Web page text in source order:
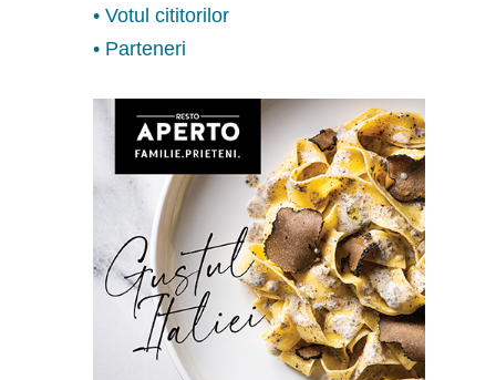
• Votul cititorilor
• Parteneri